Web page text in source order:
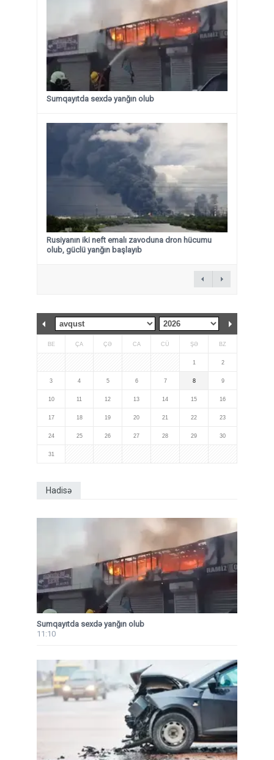
Sumqayıtda sexdə yanğın olub
Rusiyanın iki neft emalı zavoduna dron hücumu
olub, güclü yanğın başlayıb
BE ÇA ÇƏ CA CÜ ŞƏ BZ
1 2
3 4 5 6 7 8 9
10 11 12 13 14 15 16
17 18 19 20 21 22 23
24 25 26 27 28 29 30
31
Hadisə
Sumqayıtda sexdə yanğın olub
11:10